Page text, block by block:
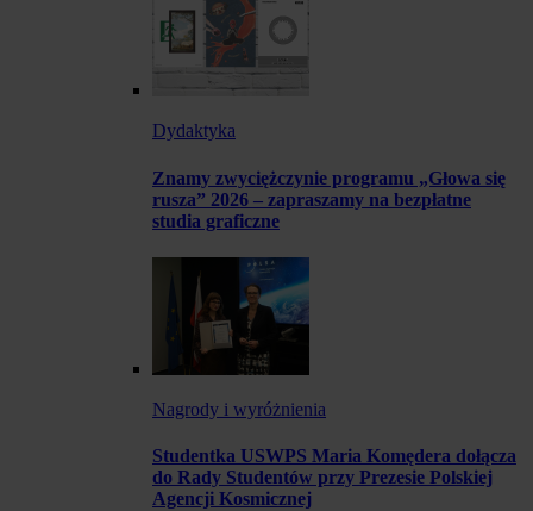
Dydaktyka
Znamy zwyciężczynie programu „Głowa się
rusza” 2026 – zapraszamy na bezpłatne
studia graficzne
Nagrody i wyróżnienia
Studentka USWPS Maria Komędera dołącza
do Rady Studentów przy Prezesie Polskiej
Agencji Kosmicznej